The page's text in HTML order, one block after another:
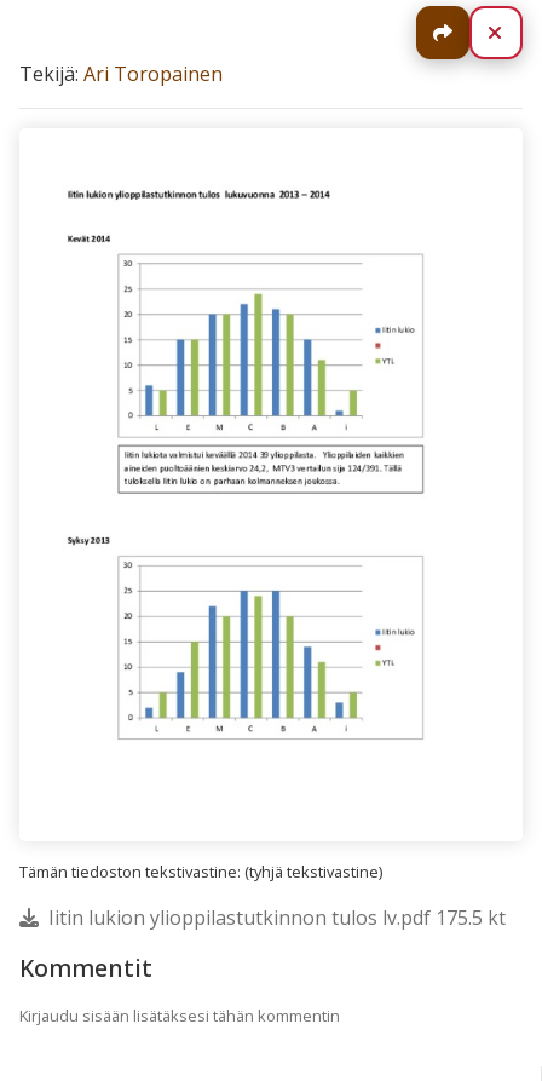
Jaa
Tekijä: Ari Toropainen
Tämän tiedoston tekstivastine: (tyhjä tekstivastine)
Iitin lukion ylioppilastutkinnon tulos lv.pdf 175.5 kt
Kommentit
Kirjaudu sisään lisätäksesi tähän kommentin